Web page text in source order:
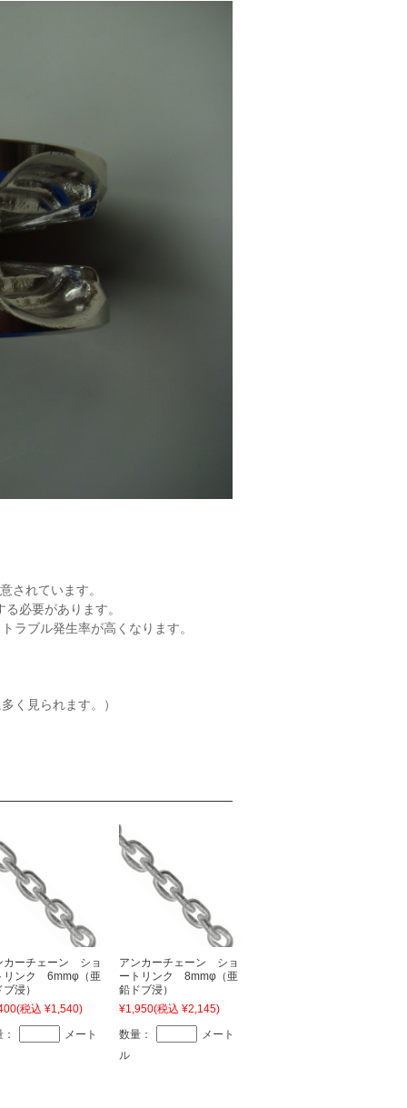
されています。
必要があります。
ラブル発生率が高くなります。
く見られます。）
カーチェーン ショ
リンク 6mmφ（亜
浸）
(税込 ¥1,540)
メート
アンカーチェーン ショ
ートリンク 8mmφ（亜
鉛ドブ浸）
¥1,950(税込 ¥2,145)
数量：
メート
ル